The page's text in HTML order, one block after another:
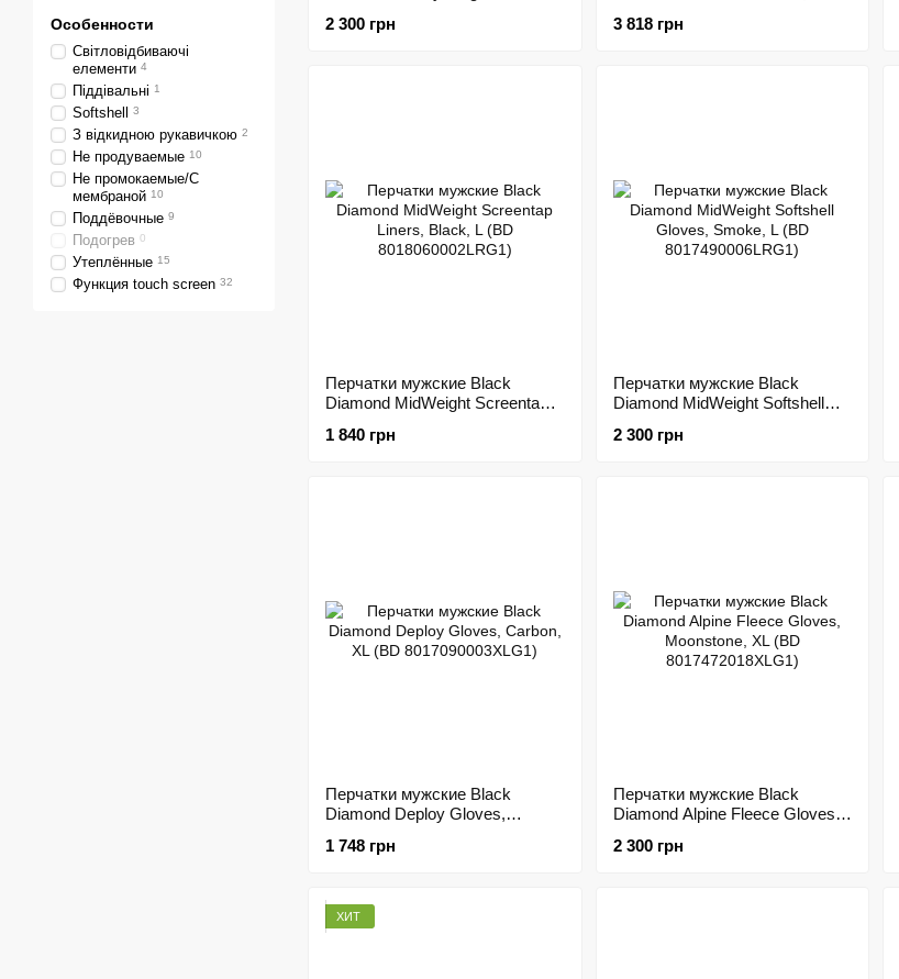
8018050002XSM1)
2 300 грн
8010150002MED1)
3 818 грн
Перчатки мужские Black
Diamond MidWeight Screentap
8018060002LRG1)
1 840 грн
Перчатки мужские Black
Diamond MidWeight Softshell
8017490006LRG1)
2 300 грн
Перчатки мужские Black
Diamond Deploy Gloves,
8017090003XLG1)
1 748 грн
Перчатки мужские Black
Diamond Alpine Fleece Gloves,
8017472018XLG1)
2 300 грн
ХИТ
Особенности
Світловідбиваючі
елементи 4
Піддівальні 1
Softshell 3
З відкидною рукавичкою 2
Не продуваемые 10
Не промокаемые/С
мембраной 10
Поддёвочные 9
Подогрев 0
Утеплённые 15
Функция touch screen 32